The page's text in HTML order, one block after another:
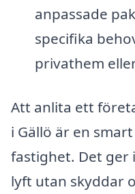
anpassade
specifika
privathem
Att anlita ett
i Gällö är en
fastighet. Det ger
lyft utan skyddar